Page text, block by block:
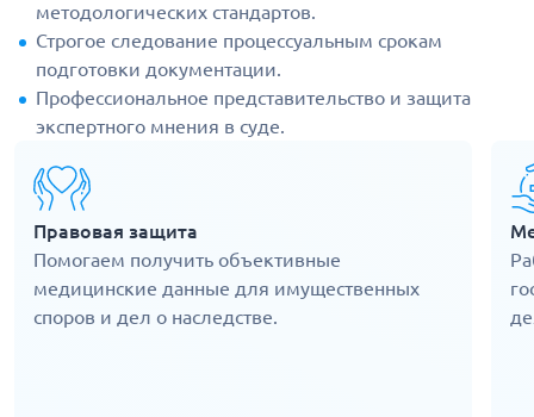
методологических стандартов.
Строгое следование процессуальным срокам
подготовки документации.
Профессиональное представительство и защита
экспертного мнения в суде.
Правовая защита
Помогаем получить объективные
медицинские данные для имущественных
споров и дел о наследстве.